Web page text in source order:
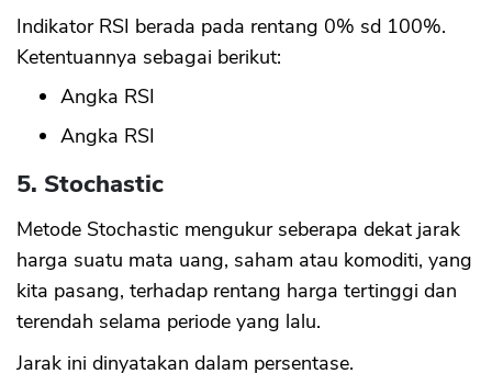
Indikator RSI berada pada rentang 0% sd 100%.
Ketentuannya sebagai berikut:
Angka RSI
Angka RSI
5. Stochastic
Metode Stochastic mengukur seberapa dekat jarak
harga suatu mata uang, saham atau komoditi, yang
kita pasang, terhadap rentang harga tertinggi dan
terendah selama periode yang lalu.
Jarak ini dinyatakan dalam persentase.